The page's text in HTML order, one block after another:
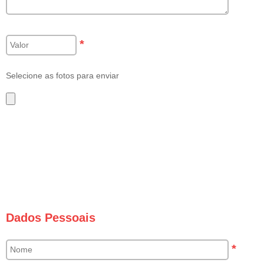
*
Selecione as fotos para enviar
Dados Pessoais
*